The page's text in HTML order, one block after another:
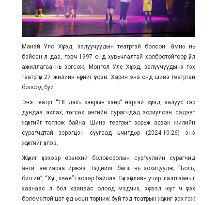
Манай Улс Хүүхэд, залуучуудын театртай болсон. Өмнө нь
байсан л даа, гэвч 1997 онд хувьчлалтай холбоотойгоор үйл
ажиллагаа нь зогсож, Монгол Улс Хүүхэд, залуучуудынх гэх
театргүй 27 жилийн нүүрийг үзсэн. Харин энэ онд шинэ театртай
болоод буй.
Энэ театрт “18 дахь хаврын хайр” нэртэй хүүхэд, залуус тэр
дундаа ахлах, төгсөх ангийн сурагчдад зориулсан сэдэвт
жүжгийг тоглож байна. Шинэ театрыг зорьж арван жилийн
сурагчдтай зэрэгцэн суугаад өчигдөр (2024.10.26) энэ
жүжгийг үзлээ.
Жүжиг үзэхээр ерөнхий боловсролын сургуулийн сурагчид
анги, ангиараа иржээ. Тэднийг багш нь зохицуулж, “Боль,
битгий”, “Хүүш, хөөе” гэсээр байлаа. Бүх зүйлийн учир шалтгааныг
хаанаас л бол хаанаас олоод мэдчих, хүсвэл юуг ч үзэх
боломжтой цаг үед өсөн торниж буй тэд театрын жүжиг үзэх гэж